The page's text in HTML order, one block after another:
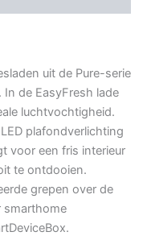
uit de Pure-serie
de EasyFresh lade
luchtvochtigheid.
plafondverlichting
voor een fris interieur
te ontdooien.
grepen over de
smarthome